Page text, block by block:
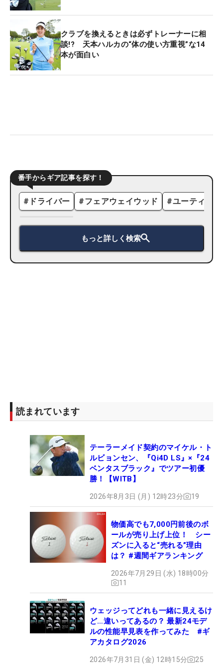
クラブを換えるときは必ずトレーナーに相
談!? 天本ハルカの“体の使い方重視”な14
本が面白い
番手からギア記事を探す！
# ドライバー #フェアウェイウッド #ユーティリ
もっと詳しく検索
読まれています
テーラーメイド契約のマイケル・ト
ルビョンセン、『Qi4D LS』×『24
ベンタスブラック』でツアー初優
勝！【WITB】
2026年8月3日 (月) 12時23分 19
物価高でも7,000円前後のボ
ールが売り上げ上位！ シー
ズンに入ると“売れる”理由
は？ #週間ギアランキング
2026年7月29日 (水) 18時00分
11
ウェッジってどれも一緒に見えるけ
ど…違いってあるの？ 最新24モデ
ルの性能早見表を作ってみた #ギ
アカタログ2026
2026年7月31日 (金) 12時15分 25